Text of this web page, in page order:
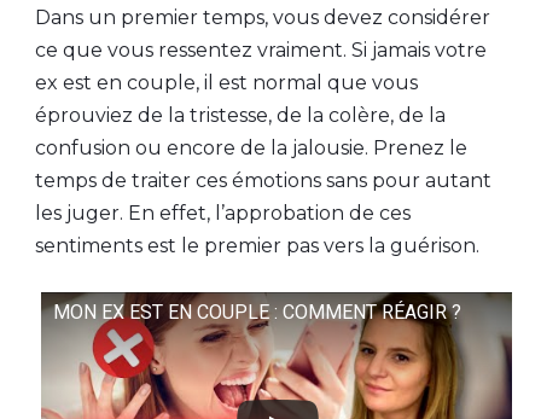
Dans un premier temps, vous devez considérer
ce que vous ressentez vraiment. Si jamais votre
ex est en couple, il est normal que vous
éprouviez de la tristesse, de la colère, de la
confusion ou encore de la jalousie. Prenez le
temps de traiter ces émotions sans pour autant
les juger. En effet, l’approbation de ces
sentiments est le premier pas vers la guérison.
MON EX EST EN COUPLE : COMMENT RÉAGIR ?